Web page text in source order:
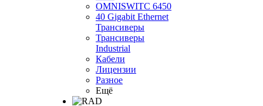
OMNISWITC 6450
40 Gigabit Ethernet
Трансиверы
Трансиверы
Industrial
Кабели
Лицензии
Разное
Ещё